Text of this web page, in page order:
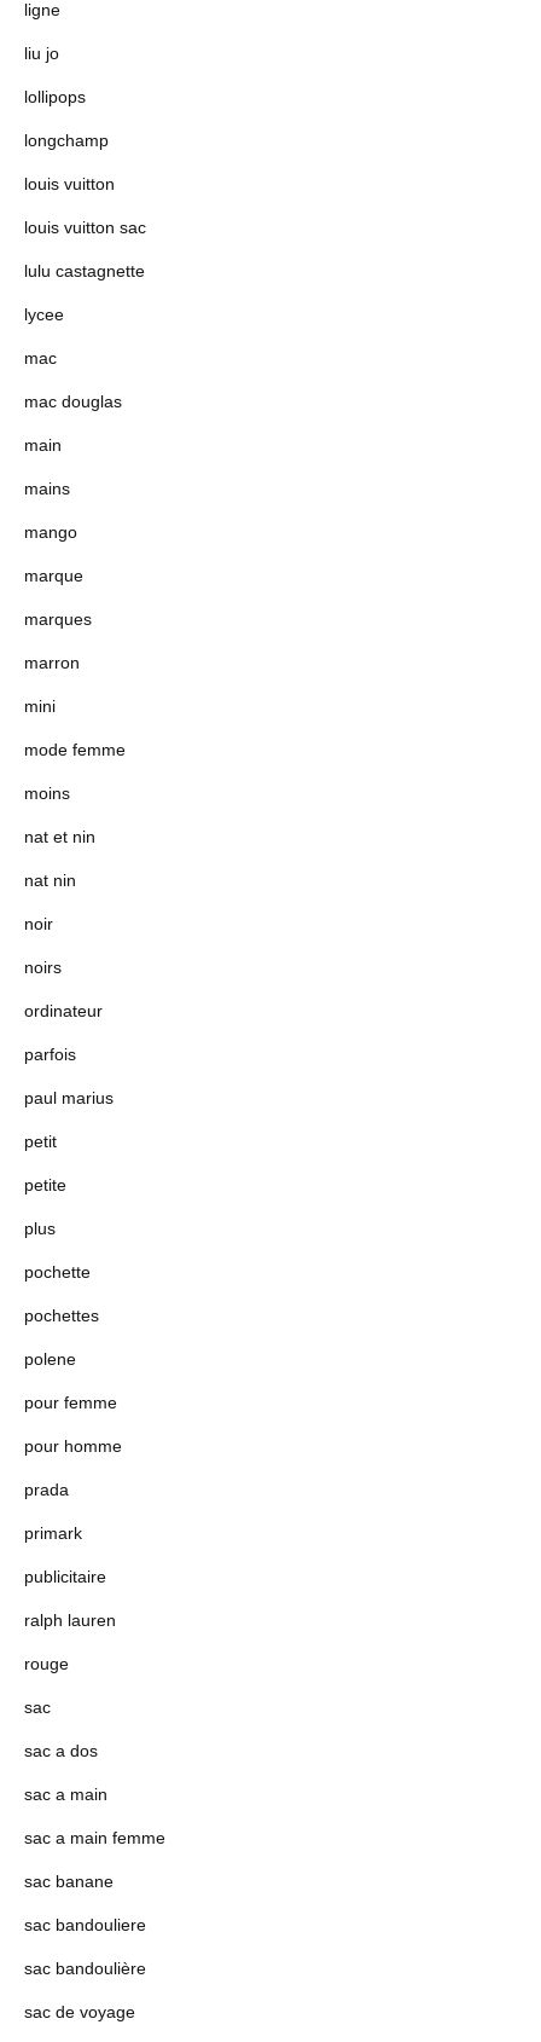
ligne
liu jo
lollipops
longchamp
louis vuitton
louis vuitton sac
lulu castagnette
lycee
mac
mac douglas
main
mains
mango
marque
marques
marron
mini
mode femme
moins
nat et nin
nat nin
noir
noirs
ordinateur
parfois
paul marius
petit
petite
plus
pochette
pochettes
polene
pour femme
pour homme
prada
primark
publicitaire
ralph lauren
rouge
sac
sac a dos
sac a main
sac a main femme
sac banane
sac bandouliere
sac bandoulière
sac de voyage